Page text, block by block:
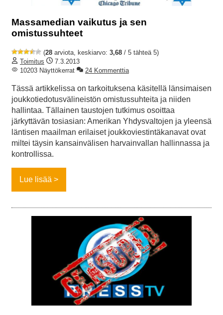
Massamedian vaikutus ja sen
omistussuhteet
(28 arviota, keskiarvo: 3,68 / 5 tähteä 5)
Toimitus
7.3.2013
10203 Näyttökerrat
24 Kommenttia
Tässä artikkelissa on tarkoituksena käsitellä länsimaisen
joukkotiedotusvälineistön omistussuhteita ja niiden
hallintaa. Tällainen taustojen tutkimus osoittaa
järkyttävän tosiasian: Amerikan Yhdysvaltojen ja yleensä
läntisen maailman erilaiset joukkoviestintäkanavat ovat
miltei täysin kansainvälisen harvainvallan hallinnassa ja
kontrollissa.
Lue lisää